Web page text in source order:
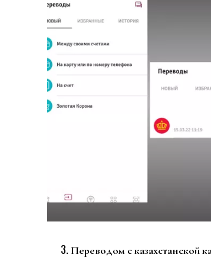
Переводом с казахстанской